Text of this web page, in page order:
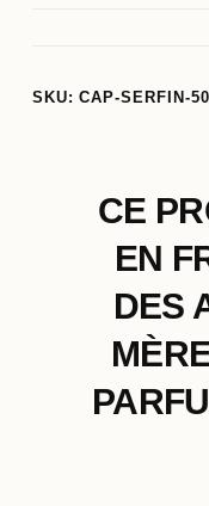
SKU:CAP-SERFIN-
CE
EN
DES